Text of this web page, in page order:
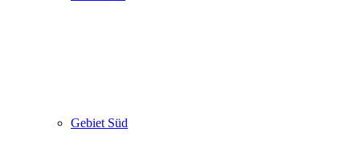
Gebiet Süd